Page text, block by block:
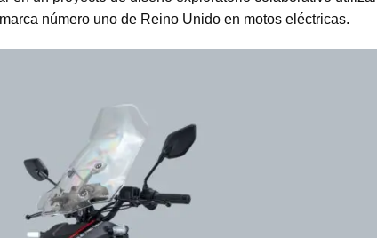
número uno de Reino Unido en motos eléctricas.